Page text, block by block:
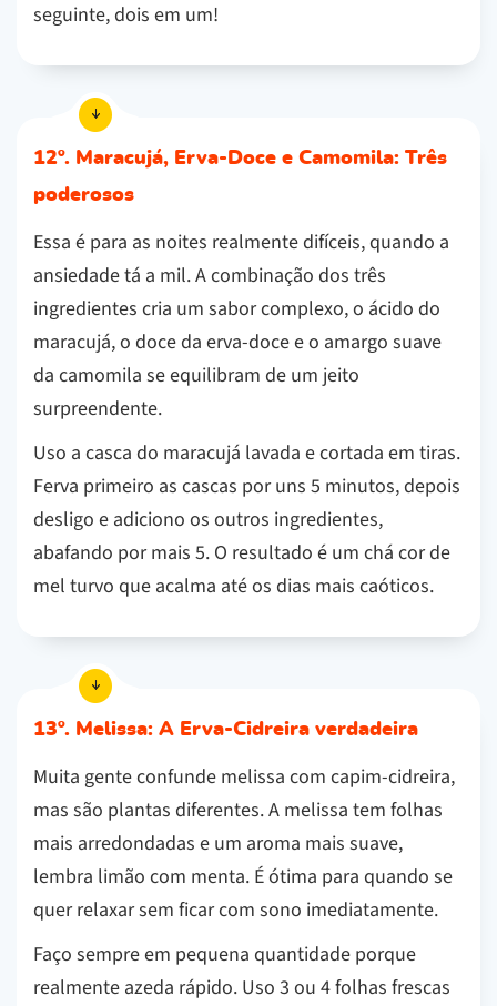
seguinte, dois em um!
12º. Maracujá, Erva-Doce e Camomila: Três
poderosos
Essa é para as noites realmente difíceis, quando a
ansiedade tá a mil. A combinação dos três
ingredientes cria um sabor complexo, o ácido do
maracujá, o doce da erva-doce e o amargo suave
da camomila se equilibram de um jeito
surpreendente.
Uso a casca do maracujá lavada e cortada em tiras.
Ferva primeiro as cascas por uns 5 minutos, depois
desligo e adiciono os outros ingredientes,
abafando por mais 5. O resultado é um chá cor de
mel turvo que acalma até os dias mais caóticos.
13º. Melissa: A Erva-Cidreira verdadeira
Muita gente confunde melissa com capim-cidreira,
mas são plantas diferentes. A melissa tem folhas
mais arredondadas e um aroma mais suave,
lembra limão com menta. É ótima para quando se
quer relaxar sem ficar com sono imediatamente.
Faço sempre em pequena quantidade porque
realmente azeda rápido. Uso 3 ou 4 folhas frescas